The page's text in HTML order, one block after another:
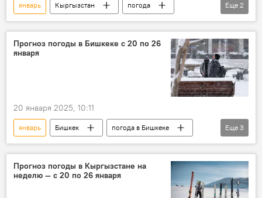
январь Кыргызстан
погода
прогноз погоды
погода в Кыргызстане
Еще 2
Прогноз погоды в Бишкеке с 20 по 26
января
20 января 2025, 10:11
январь Бишкек
погода в Бишкеке
прогноз погоды
погода
Кыргызстан
Еще 3
Прогноз погоды в Кыргызстане на
неделю — с 20 по 26 января